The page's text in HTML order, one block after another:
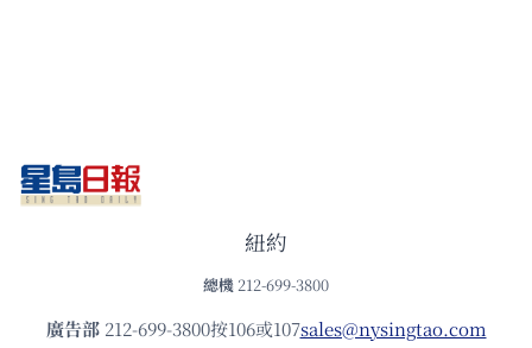
紐約
總機 212-699-3800
廣告部212-699-3800按106或107sales@nysingtao.com